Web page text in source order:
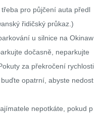
pro půjčení auta předl
řidičský průkaz.)
u silnice na Okinaw
dočasně, neparkujte
za překročení rychlosti
opatrní, abyste nedost
nepotkáte, pokud p